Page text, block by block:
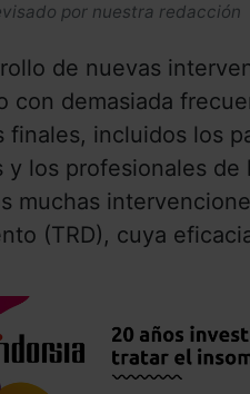
por nuestra redacción
de nuevas
con demasiada
finales, incluidos los
y los profesionales de
muchas
(TRD), cuya